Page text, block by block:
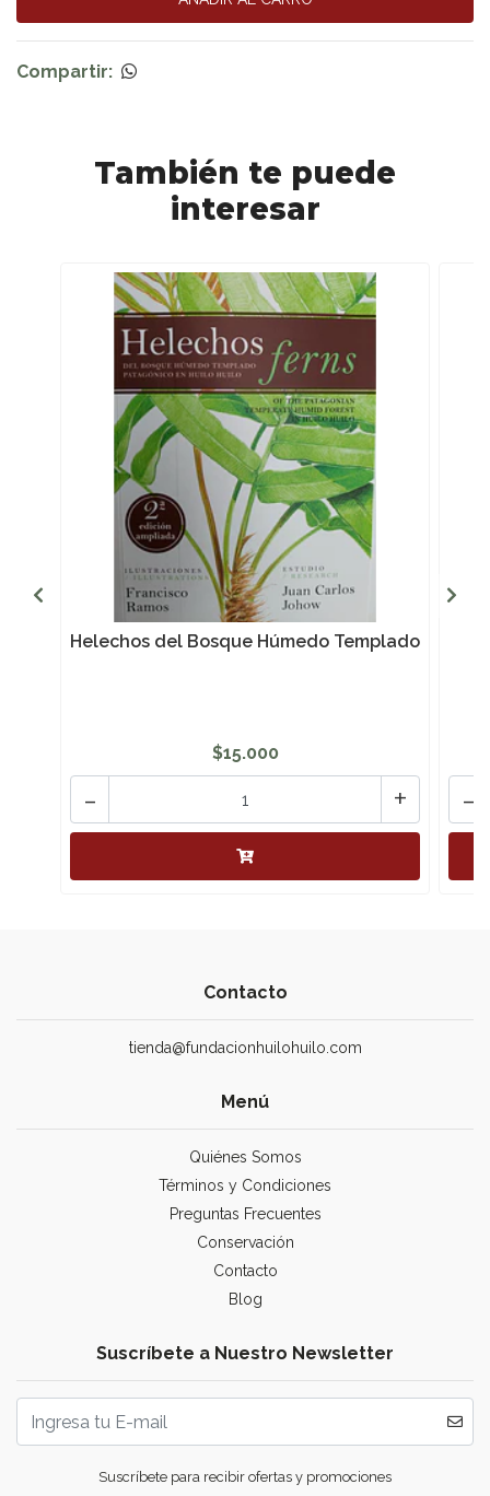
Compartir:
También te puede
interesar
Helechos del Bosque Húmedo Templado
$15.000
+
- -
Contacto
tienda@fundacionhuilohuilo.com
Menú
Quiénes Somos
Términos y Condiciones
Preguntas Frecuentes
Conservación
Contacto
Blog
Suscríbete a Nuestro Newsletter
Suscríbete para recibir ofertas y promociones